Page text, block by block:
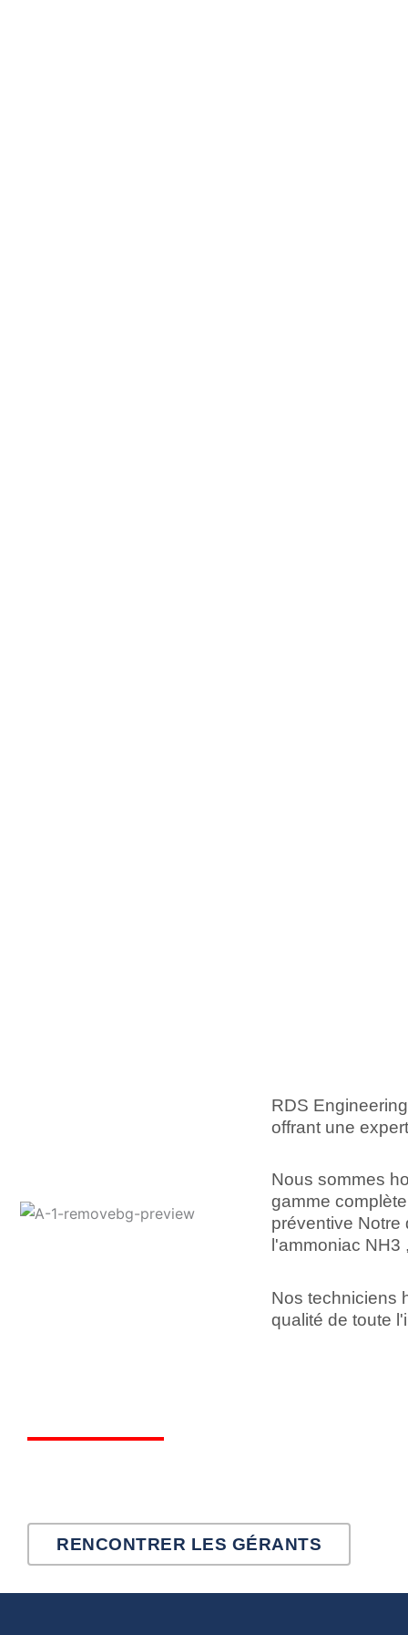
RDS
offrant une
Nous sommes
gamme
préventive Notre
l'ammoniac NH3
Nos techniciens
qualité de toute
RENCONTRER LES GÉRANTS